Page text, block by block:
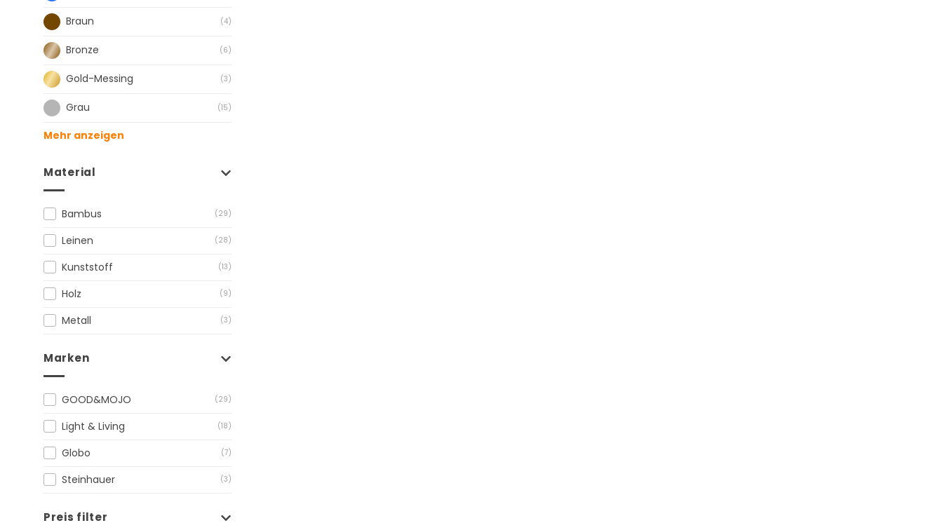
Braun (4)
Bronze (6)
Gold-Messing (3)
Grau (15)
Mehr anzeigen
Material
Bambus (29)
Leinen (28)
Kunststoff (13)
Holz (9)
Metall (3)
Marken
GOOD&MOJO (29)
Light & Living (18)
Globo (7)
Steinhauer (3)
Preis filter